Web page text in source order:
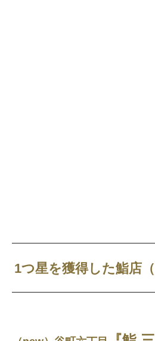
1つ星を獲得した鮨店（